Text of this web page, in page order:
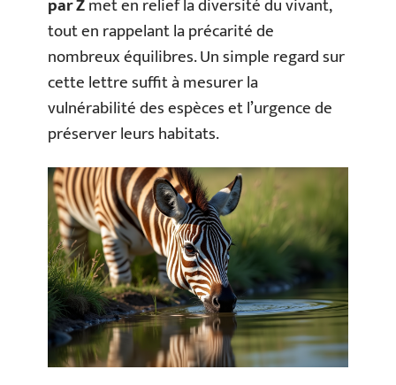
par Zmet en relief la diversité du vivant,
tout en rappelant la précarité de
nombreux équilibres. Un simple regard sur
cette lettre suffit à mesurer la
vulnérabilité des espèces et l’urgence de
préserver leurs habitats.